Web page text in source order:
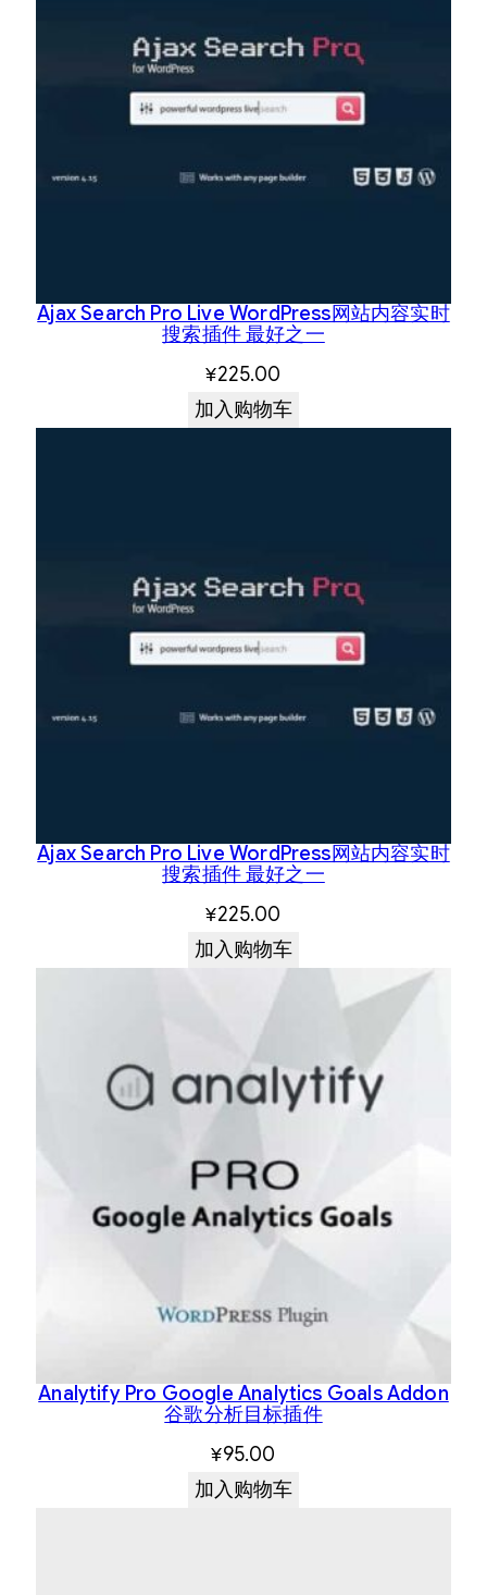
Ajax Search Pro Live WordPress网站内容实时
搜索插件 最好之一
¥225.00
加入购物车
Ajax Search Pro Live WordPress网站内容实时
搜索插件 最好之一
¥225.00
加入购物车
Analytify Pro Google Analytics Goals Addon
谷歌分析目标插件
¥95.00
加入购物车